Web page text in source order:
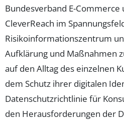
Bundesverband E-
CleverReach im
Risikoinformationszentrum
Aufklärung und Maßnahmen
auf den Alltag des einzelnen
dem Schutz ihrer digitalen
Datenschutzrichtlinie für
den Herausforderungen der